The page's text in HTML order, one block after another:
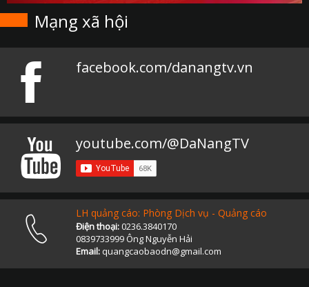
Mạng xã hội
facebook.com/danangtv.vn
youtube.com/@DaNangTV
LH quảng cáo: Phòng Dịch vụ - Quảng cáo
Điện thoại:0236.3840170
0839733999 Ông Nguyễn Hải
Email: quangcaobaodn@gmail.com